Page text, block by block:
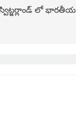
స్విట్జర్లాండ్ లో భారతీయ